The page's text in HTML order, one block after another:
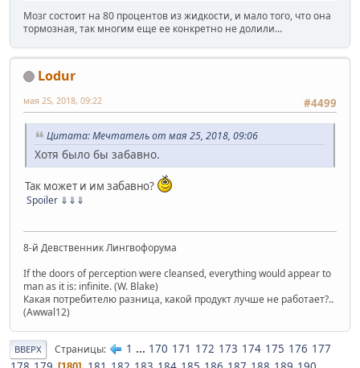
Мозг состоит на 80 процентов из жидкости, и мало того, что она
тормозная, так многим еще ее конкретно не долили...
Lodur
#4499
мая 25, 2018, 09:22
Цитата: Мечтатель от мая 25, 2018, 09:06
Хотя было бы забавно.
Так может и им забавно?
Spoiler ⇓⇓⇓
8-й Девственник Лингвофорума
If the doors of perception were cleansed, everything would appear to
man as it is: infinite. (W. Blake)
Какая потребителю разница, какой продукт лучше не работает?..
(Awwal12)
ВВЕРХ Страницы 1 ... 170 171 172 173 174 175 176 177